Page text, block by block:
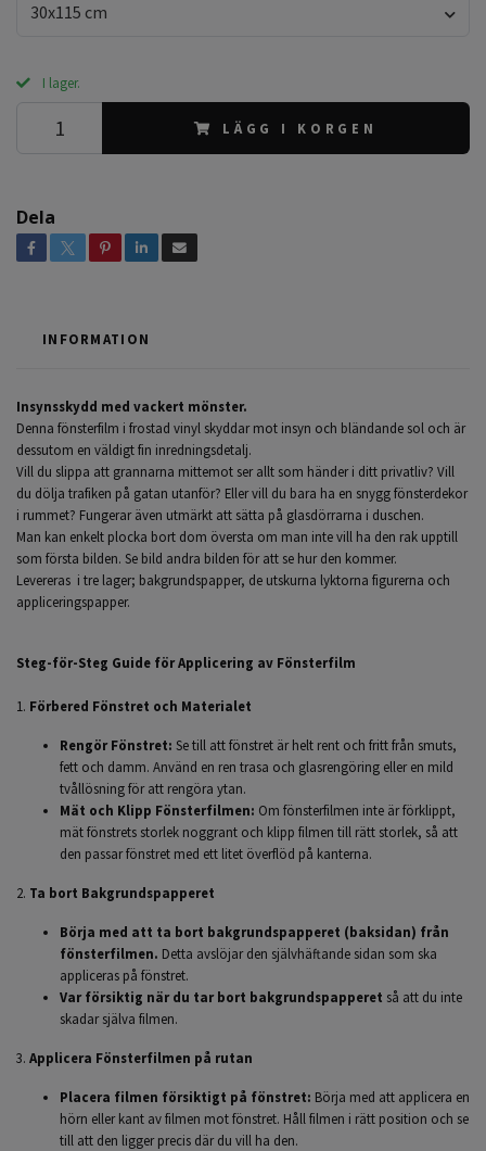
30x115 cm
I lager.
LÄGG I KORGEN
Dela
INFORMATION
Insynsskydd med vackert mönster.
Denna fönsterfilm i frostad vinyl skyddar mot insyn och bländande sol och är
dessutom en väldigt fin inredningsdetalj.
Vill du slippa att grannarna mittemot ser allt som händer i ditt privatliv? Vill
du dölja trafiken på gatan utanför? Eller vill du bara ha en snygg fönsterdekor
i rummet? Fungerar även utmärkt att sätta på glasdörrarna i duschen.
Man kan enkelt plocka bort dom översta om man inte vill ha den rak upptill
som första bilden. Se bild andra bilden för att se hur den kommer.
Levereras i tre lager; bakgrundspapper, de utskurna lyktorna figurerna och
appliceringspapper.
Steg-för-Steg Guide för Applicering av Fönsterfilm
1. Förbered Fönstret och Materialet
Rengör Fönstret: Se till att fönstret är helt rent och fritt från smuts,
fett och damm. Använd en ren trasa och glasrengöring eller en mild
tvållösning för att rengöra ytan.
Mät och Klipp Fönsterfilmen: Om fönsterfilmen inte är förklippt,
mät fönstrets storlek noggrant och klipp filmen till rätt storlek, så att
den passar fönstret med ett litet överflöd på kanterna.
2. Ta bort Bakgrundspapperet
Börja med att ta bort bakgrundspapperet (baksidan) från
fönsterfilmen. Detta avslöjar den självhäftande sidan som ska
appliceras på fönstret.
Var försiktig när du tar bort bakgrundspapperet så att du inte
skadar själva filmen.
3. Applicera Fönsterfilmen på rutan
Placera filmen försiktigt på fönstret: Börja med att applicera en
hörn eller kant av filmen mot fönstret. Håll filmen i rätt position och se
till att den ligger precis där du vill ha den.